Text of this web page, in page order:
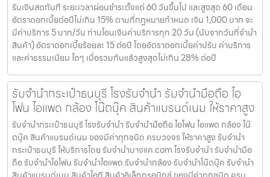
หากเกินจะพิจารณาเป็นบางรายการ โดยสินค้าต้องอยู่ในสภาพดี ไม่เคยเสีย
หรือเคยซ่อมมาก่อน เตรียมอุปกรณ์มาให้ครบ เตรียมอุปกรณ์ สายชาร์จ
แบตเตอรี่มาให้ครบ เงื่อนไขการให้บริการ แจ้งความประสงค์ของท่าน แจ้ง
ความประสงค์ของท่านว่าต้องการนำสินค้าชนิดใดมาจำนำ โดยแจ้งรุ่น
สินค้า และ ประเมินราคาสินค้าในเบื้องต้น กำหนดสถานที่นัดพบ กำหนด
สถานที่นัดพบ โดยผู้จำนำต้องเตรียมเอกสาร สำเนาบัตรประชาชน เซ็นต์
รับรองสำเนา เพื่อยืนยันการเป็นเจ้าของสินค้า ตรวจสอบสภาพ ตีราคา และ
รับเงินสดทันที ระยะเวลาผ่อนชำระตั้งแต่ 60 วันขึ้นไป และสูงสุด 60 เดือน
อัตราดอกเบี้ยต่อปีไม่เกิน 15% ตามที่กฏหมายกำหนด เงิน 1,000 บาท จะ
มีค่าบริการ 5 บาท/วัน ท่านโอนเงินค่าบริการทุก 20 วัน (นับจากวันที่จำนำ
สินค้า) อัตราดอกเบี้ยร้อยละ 15 ต่อปี โดยอัตราดอกเบี้ยค่าปรับ ค่าบริการ
และค่าธรรมเนียม ใดๆ เมื่อรวมกันแล้วสูงสุดไม่เกิน 28% ต่อปี